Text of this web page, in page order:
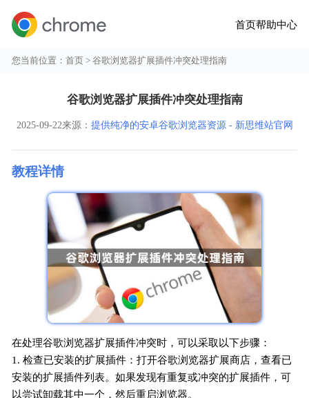
首页帮助中心
您当前位置：首页 > 谷歌浏览器扩展插件冲突处理指南
谷歌浏览器扩展插件冲突处理指南
2025-09-22来源： 提供纯净的安卓谷歌浏览器资源 - 新思维站官网
教程详情
在处理谷歌浏览器扩展插件冲突时，可以采取以下步骤：
1. 检查已安装的扩展插件：打开谷歌浏览器扩展商店，查看已
安装的扩展插件列表。如果发现有重复或冲突的扩展插件，可
以尝试卸载其中一个，然后重启浏览器。